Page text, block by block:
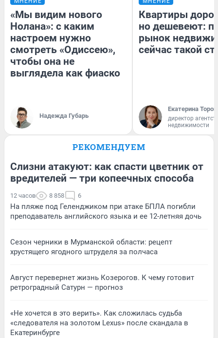
«Мы видим нового
Нолана»: с каким
настроем нужно
смотреть «Одиссею»,
чтобы она не
выглядела как фиаско
Надежда Губарь
Квартиры
но дешевеют:
рынок
сейчас такой
Екатерина
директор
недвижимости
РЕКОМЕНДУЕМ
Слизни атакуют: как спасти цветник от
вредителей — три копеечных способа
12 часов 8 858 6
На пляже под Геленджиком при атаке БПЛА погибли
преподаватель английского языка и ее 12-летняя дочь
Сезон черники в Мурманской области: рецепт
хрустящего ягодного штруделя за полчаса
Август перевернет жизнь Козерогов. К чему готовит
ретроградный Сатурн — прогноз
«Не хочется в это верить». Как сложилась судьба
«следователя на золотом Lexus» после скандала в
Екатеринбурге